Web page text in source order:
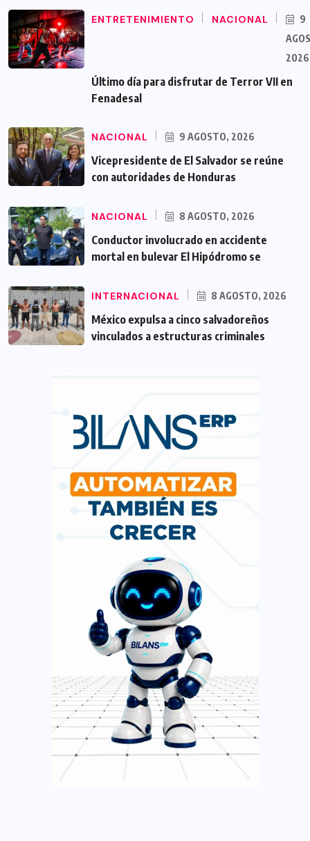
ENTRETENIMIENTO NACIONAL
9
2026
Último día para disfrutar de Terror VII en
Fenadesal
NACIONAL 9 AGOSTO, 2026
Vicepresidente de El Salvador se reúne
con autoridades de Honduras
NACIONAL 8 AGOSTO, 2026
Conductor involucrado en accidente
mortal en bulevar El Hipódromo se
INTERNACIONAL 8 AGOSTO, 2026
México expulsa a cinco salvadoreños
vinculados a estructuras criminales